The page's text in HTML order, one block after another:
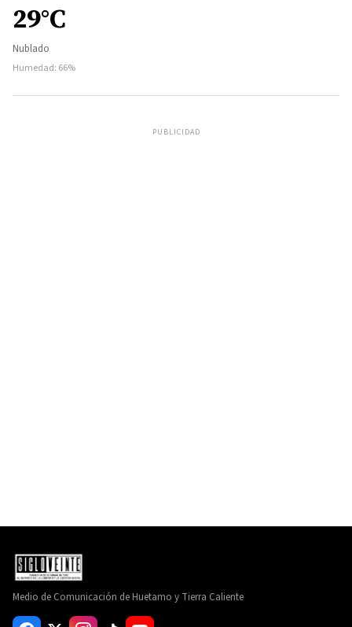
29°C
Nublado
Humedad: 66%
PUBLICIDAD
Medio de Comunicación de Huetamo y Tierra Caliente